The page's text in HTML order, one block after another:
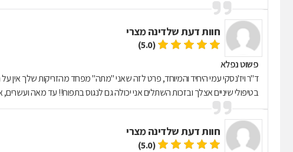
חוות דעת שלדינה מצרי
(5.0)
פשוט נפלא
בטיפולי שיניים אצלך ובזכות השתלים אני יכולה גם לנגוס בתפוח!! עד מאה ועשרים,
חוות דעת שלדינה מצרי
(5.0)